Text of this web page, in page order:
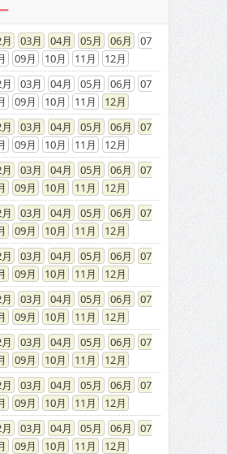
03 04 05 06
07
09 10 11
12
03 04 05 06
07
09 10 11
12
03 04 05 06
07
09 10 11
12
03 04 05 06
07
09 10 11
12
03 04 05 06
07
09 10 11
12
03 04 05 06
07
09 10 11
12
03 04 05 06
07
09 10 11
12
03 04 05 06
07
09 10 11
12
03 04 05 06
07
09 10 11
12
03 04 05 06
07
09 10 11
12